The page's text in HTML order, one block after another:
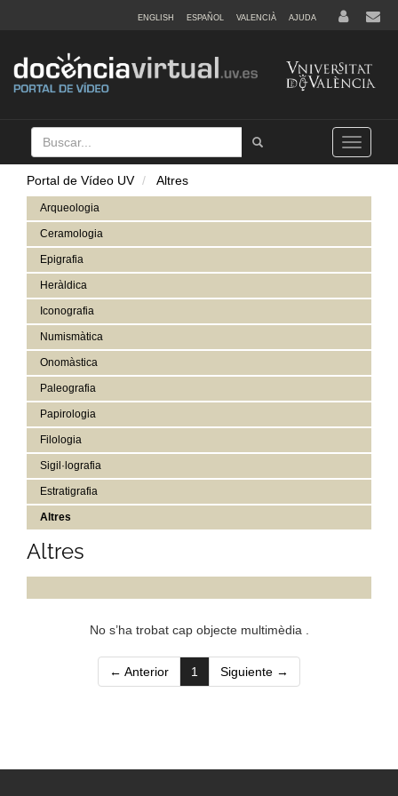
ENGLISH ESPAÑOL VALENCIÀ AJUDA
Buscar
Tramet
Toggle
navigation
Portal de Vídeo UV Altres
Arqueologia
Ceramologia
Epigrafia
Heràldica
Iconografia
Numismàtica
Onomàstica
Paleografia
Papirologia
Filologia
Sigil·lografia
Estratigrafia
Altres
Altres
No s’ha trobat cap objecte multimèdia .
← Anterior 1 (current)
Siguiente →